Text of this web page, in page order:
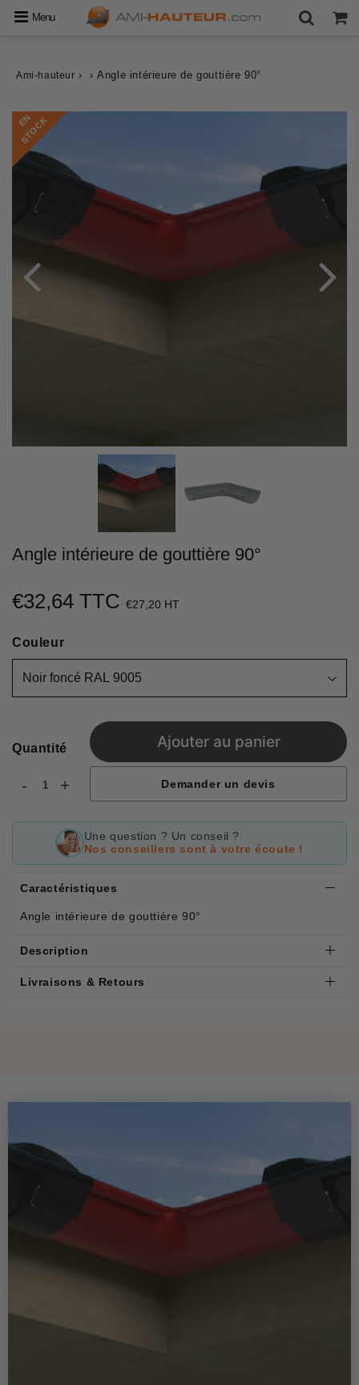
Menu
Ami-hauteur › › Angle intérieure de gouttière 90°
E
N
S
T
O
C
K
Angle intérieure de gouttière 90°
€32,64 TTC €27,20 HT
price
Couleur
Quantité
- +
Ajouter au panier
Demander un devis
Une question ? Un conseil ?
Nos conseillers sont à votre écoute !
Caractéristiques
Angle intérieure de gouttière 90°
Description
Livraisons & Retours